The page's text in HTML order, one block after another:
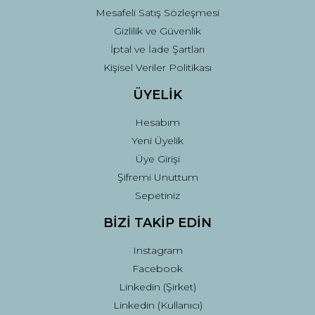
Mesafeli Satış Sözleşmesi
Gizlilik ve Güvenlik
İptal ve İade Şartları
Kişisel Veriler Politikası
ÜYELİK
Hesabım
Yeni Üyelik
Üye Girişi
Şifremi Unuttum
Sepetiniz
BİZİ TAKİP EDİN
Instagram
Facebook
Linkedin (Şirket)
Linkedin (Kullanıcı)